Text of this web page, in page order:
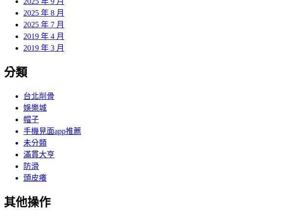
2025 年 8 月
2025 年 7 月
2019 年 4 月
2019 年 3 月
分類
台北削骨
娛樂城
帽子
手機見面app推薦
未分類
滿貫大亨
防滑
頭皮癢
其他操作